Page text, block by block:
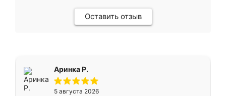
Оставить отзыв
Аринка Р.
5 августа 2026